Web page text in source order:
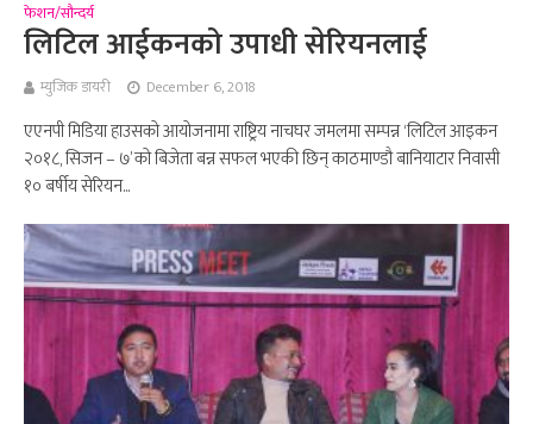
फेशन/सौन्दर्य
लिटिल आईकनको उपाधी सेरियनलाई
म्युजिक डायरी December 6, 2018
एएनपी मिडिया हाउसको आयोजनामा राष्ट्रिय नाचघर जमलमा सम्पन्न ‘लिटिल आइकन
२०१८, सिजन – ७’ को बिजेता बन्न सफल भएकी छिन् काठमाण्डौ बानियाटार निवासी
१० बर्षीय सेरियन...